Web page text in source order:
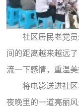
社区居民老党员
间的距离越来越远
流一下感情，重温
将电影送进社区
夜晚里的一道亮丽